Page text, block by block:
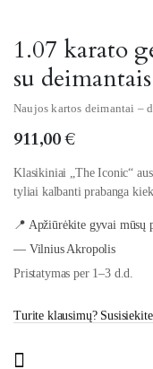
1.07 karato
su
Naujos kartos deimantai –
911,00€
Klasikiniai „The Iconic“
tyliai kalbanti prabanga
📍 Apžiūrėkite gyvai mūsų
— Vilnius Akropolis
Pristatymas per 1–3 d.d.
Turite klausimų?